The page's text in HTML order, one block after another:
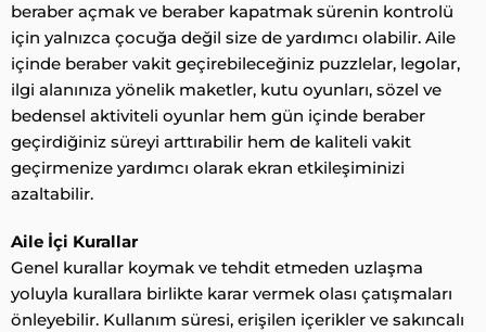
beraber açmak ve beraber kapatmak sürenin kontrolü
için yalnızca çocuğa değil size de yardımcı olabilir. Aile
içinde beraber vakit geçirebileceğiniz puzzlelar, legolar,
ilgi alanınıza yönelik maketler, kutu oyunları, sözel ve
bedensel aktiviteli oyunlar hem gün içinde beraber
geçirdiğiniz süreyi arttırabilir hem de kaliteli vakit
geçirmenize yardımcı olarak ekran etkileşiminizi
azaltabilir.
Aile İçi Kurallar
Genel kurallar koymak ve tehdit etmeden uzlaşma
yoluyla kurallara birlikte karar vermek olası çatışmaları
önleyebilir. Kullanım süresi, erişilen içerikler ve sakıncalı